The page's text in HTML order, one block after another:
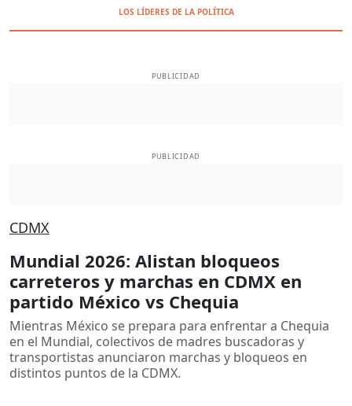
LOS LÍDERES DE LA POLÍTICA
PUBLICIDAD
PUBLICIDAD
CDMX
Mundial 2026: Alistan bloqueos
carreteros y marchas en CDMX en
partido México vs Chequia
Mientras México se prepara para enfrentar a Chequia
en el Mundial, colectivos de madres buscadoras y
transportistas anunciaron marchas y bloqueos en
distintos puntos de la CDMX.